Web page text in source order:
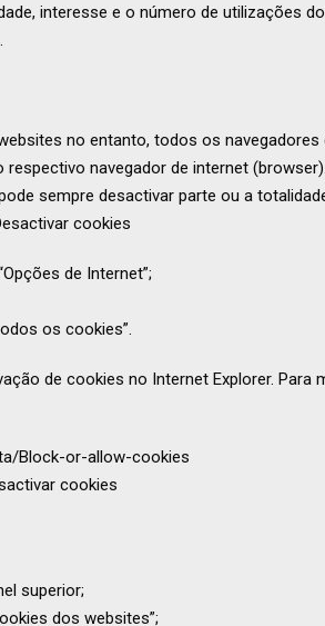
interesse e o número de utilizações
no entanto, todos os
navegador de internet (browser).
sempre desactivar parte ou a
cookies
de Internet”;
os cookies”.
de cookies no Internet Explorer.
Block-or-allow-cookies
cookies
superior;
dos websites”;